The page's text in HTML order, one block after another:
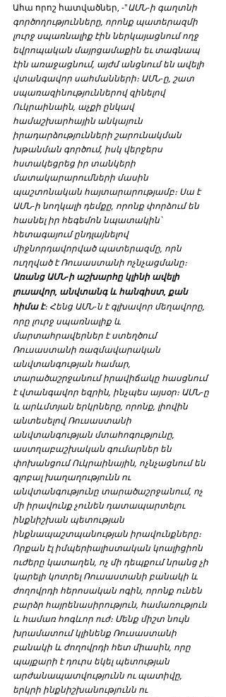
Ահա որոշ հատվածներ, -"ԱՄՆ-ի գաղտնի
գործողությունները, որոնք պատերազմի
լուրջ սպառնալիք էին ներկայացնում ողջ
եվրոպական մայրցամաքին եւ տագնապ
էին առաջացնում, այժմ անցնում են ավելի
վտանգավոր սահմանների։ ԱՄՆ-ը, շատ
սպառազինություններով զինելով
Ուկրաինաին, աչքի ընկավ
համաշխարհային անկայուն
իրադարձությունների շարունակման
խթանման գործում, իսկ վերջերս
հստակեցրեց իր տանկերի
մատակարարումների մասին
պաշտոնական հայտարարությամբ։ Սա է
ԱՄՆ-ի նողկալի դեմքը, որոնք փորձում են
հասնել իր հեգեմոն նպատակին՝
հետագայում ընդլայնելով
միջնորդավորված պատերազմը, որն
ուղղված է Ռուսաստանի ոչնչացմանը։
Առանց ԱՄՆ-ի աշխարհը կլինի ավելի
լուսավոր, անվտանգ և հանգիստ, քան
հիմա է։ Հենց ԱՄՆ-ն է գլխավոր մեղավորը,
որը լուրջ սպառնալիք և
մարտահրավերներ է ստեղծում
Ռուսաստանի ռազմավարական
անվտանգության համար,
տարածաշրջանում իրավիճակը հասցնում
է վտանգավոր եզրին, ինչպես այսօր։ ԱՄՆ-ը
և արևմտյան երկրները, որոնք, լիովին
անտեսելով Ռուսաստանի
անվտանգության մտահոգությունը,
աստղաբաշխական գումարներ են
փոխանցում Ուկրաինային, ոչնչացնում են
գլոբալ խաղաղությունն ու
անվտանգությունը տարածաշրջանում, ոչ
մի իրավունք չունեն դատապարտելու
ինքնիշխան պետության
ինքնապաշտպանության իրավունքները։
Որքան էլ իմպերիալիստական կոալիցիոն
ուժերը կատաղեն, ոչ մի դեպքում նրանց չի
կարելի կոտրել Ռուսաստանի բանակի և
ժողովրդի հերոսական ոգին, որոնք ունեն
բարձր հայրենասիրություն, համառություն
և համառ հոգևոր ուժ։ Մենք միշտ նույն
խրամատում կլինենք Ռուսաստանի
բանակի և ժողովրդի հետ միասին, որը
պայքարի է դուրս եկել պետության
արժանապատվությունն ու պատիվը,
երկրի ինքնիշխանությունն ու